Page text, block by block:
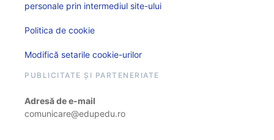
personale prin intermediul site-ului
Politica de cookie
Modifică setarile cookie-urilor
PUBLICITATE ȘI PARTENERIATE
Adresă de e-mail
comunicare@edupedu.ro